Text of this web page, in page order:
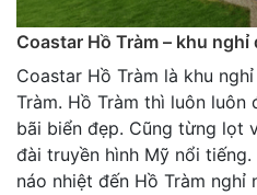
Coastar Hồ Tràm – khu
Coastar Hồ Tràm là khu
Tràm. Hồ Tràm thì luôn
bãi biển đẹp. Cũng từng lọt
đài truyền hình Mỹ nổi
náo nhiệt đến Hồ Tràm nghỉ